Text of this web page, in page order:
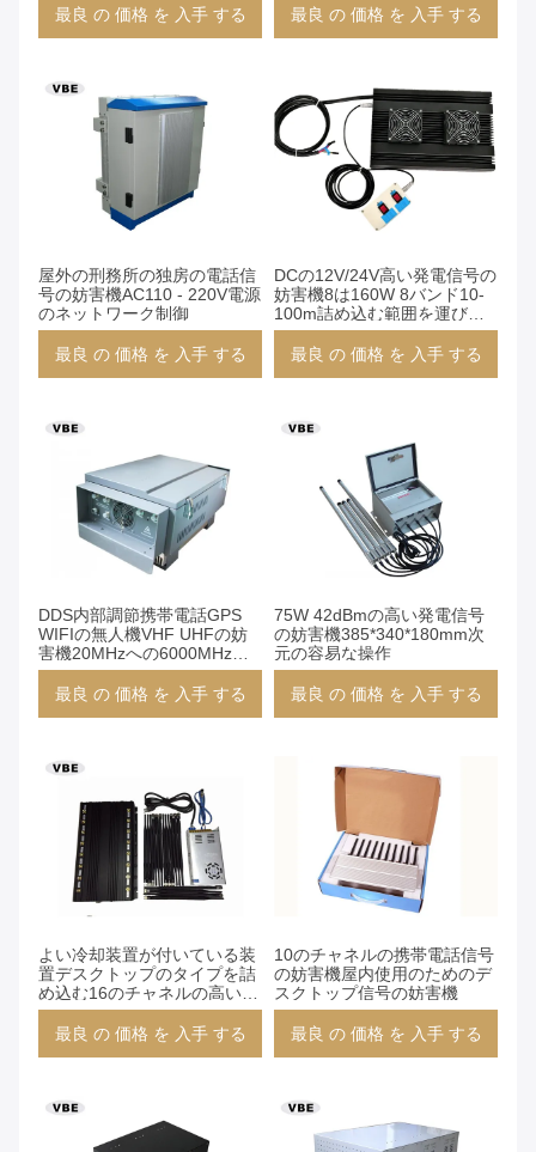
最良 の 価格 を 入手 する 最良 の 価格 を 入手 する
屋外の刑務所の独房の電話信
号の妨害機AC110 - 220V電源
のネットワーク制御
最良 の 価格 を 入手 する
DCの12V/24V高い発電信号の
妨害機8は160W 8バンド10-
100m詰め込む範囲を運びま
す
最良 の 価格 を 入手 する
DDS内部調節携帯電話GPS
WIFIの無人機VHF UHFの妨
害機20MHzへの6000MHz
VBE-480P
最良 の 価格 を 入手 する
75W 42dBmの高い発電信号
の妨害機385*340*180mm次
元の容易な操作
最良 の 価格 を 入手 する
よい冷却装置が付いている装
置デスクトップのタイプを詰
め込む16のチャネルの高い発
電信号
最良 の 価格 を 入手 する
10のチャネルの携帯電話信号
の妨害機屋内使用のためのデ
スクトップ信号の妨害機
最良 の 価格 を 入手 する